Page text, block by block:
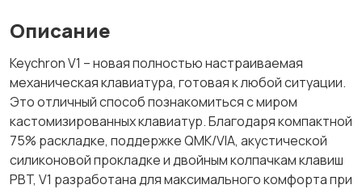
Описание
Keychron V1 – новая полностью настраиваемая
механическая клавиатура, готовая к любой ситуации.
Это отличный способ познакомиться с миром
кастомизированных клавиатур. Благодаря компактной
75% раскладке, поддержке QMK/VIA, акустической
силиконовой прокладке и двойным колпачкам клавиш
PBT, V1 разработана для максимального комфорта при